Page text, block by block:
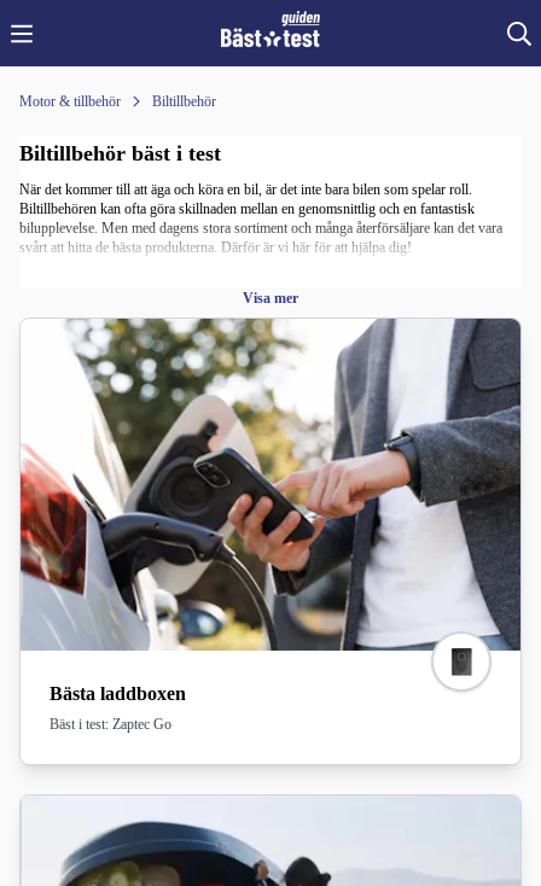
Motor & tillbehör Biltillbehör
Biltillbehör bäst i test
När det kommer till att äga och köra en bil, är det inte bara bilen som spelar roll.
Biltillbehören kan ofta göra skillnaden mellan en genomsnittlig och en fantastisk
bilupplevelse. Men med dagens stora sortiment och många återförsäljare kan det vara
svårt att hitta de bästa produkterna. Därför är vi här för att hjälpa dig!
laddbox A och O. Vi har undersökt vilka laddboxar som presterar bäst just nu för att
säkerställa att din bil alltid är redo för nästa färd. Med rätt laddbox minimerar du
laddningstiden och maximerar din körsträcka. Dessutom kan du med en effektiv och
smart laddbox minska din elkostnad.
Förutom laddbox har vi också tagit fram ett test där vi utser den bästa takboxen. Och
oavsett om det är en skidresa i bergen eller en semester vid solkusten är en takbox en
bra lösning som frigör utrymme i bilen. Vår guide till de bästa takboxarna på marknaden
hjälper dig att välja den som passar dina behov bäst.
För att maximera din bilupplevelse och att allting ska gå smidigt till är det viktigt att du
har bra produkter som håller hög kvalitet. Läs därför våra tester på laddboxar och
takboxar för att göra ett välinformerat val från början, och undvik dåliga och dyra
felköp!
Visa mer
Bästa laddboxen
Bäst i test: Zaptec Go